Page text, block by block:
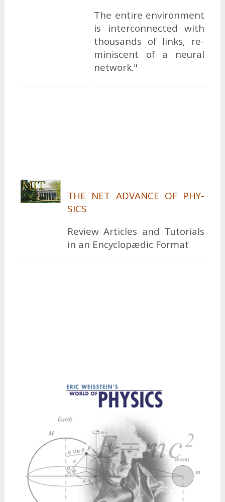
The en­ti­re en­vi­ron­ment
is in­ter­con­nec­ted with
thousands of links, re­
mi­ni­scent of a neu­ral
network."
THE NET AD­VAN­CE OF PHY­
SICS
Re­vi­ew Ar­ticles and Tu­to­ri­als
in an En­cyclopæ­dic For­mat